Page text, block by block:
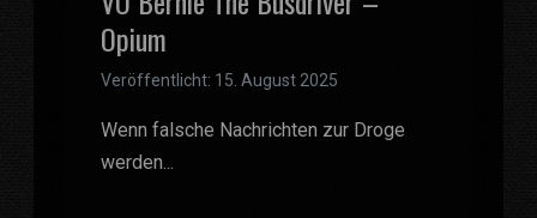
Opium
Veröffentlicht: 15. August 2025
Wenn falsche Nachrichten zur Droge
werden...